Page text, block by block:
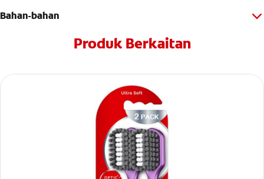
Bahan-bahan
Produk Berkaitan